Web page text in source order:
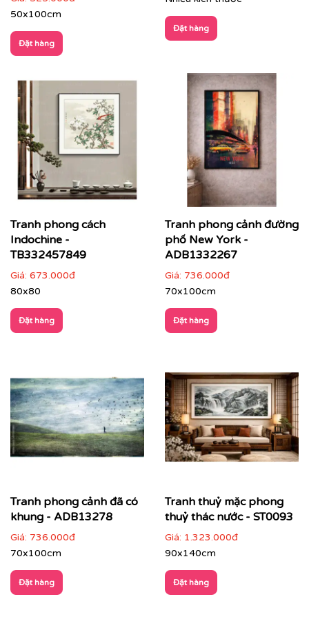
Phòng ngủ
: chọn tranh phong cảnh nhẹ nhàng,
gam màu dịu để tạo sự thư thái
Nhà hàng – khách sạn – resort: tăng trải nghiệm
không gian, tạo dấu ấn thẩm mỹ cho khách hàng
50x100cm
Đặt hàng
Đặt hàng
Tranh phong cách
Indochine -
TB332457849
Giá: 673.000đ
80x80
Đặt hàng
Tranh phong cảnh đường
phố New York -
ADB1332267
Giá: 736.000đ
70x100cm
Đặt hàng
Tranh phong cảnh đã có
khung - ADB13278
Giá: 736.000đ
70x100cm
Đặt hàng
Tranh thuỷ mặc phong
thuỷ thác nước - ST0093
Giá: 1.323.000đ
90x140cm
Đặt hàng